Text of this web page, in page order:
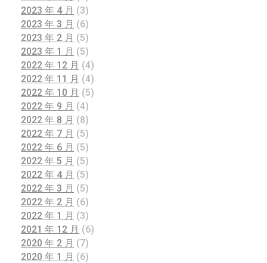
2023 年 4 月 (3)
2023 年 3 月 (6)
2023 年 2 月 (5)
2023 年 1 月 (5)
2022 年 12 月 (4)
2022 年 11 月 (4)
2022 年 10 月 (5)
2022 年 9 月 (4)
2022 年 8 月 (8)
2022 年 7 月 (5)
2022 年 6 月 (5)
2022 年 5 月 (5)
2022 年 4 月 (5)
2022 年 3 月 (5)
2022 年 2 月 (6)
2022 年 1 月 (3)
2021 年 12 月 (6)
2020 年 2 月 (7)
2020 年 1 月 (6)